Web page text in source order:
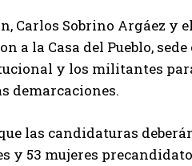
Carlos Sobrino Argáez y
a la Casa del Pueblo,
y los militantes
demarcaciones.
las candidaturas
y 53 mujeres